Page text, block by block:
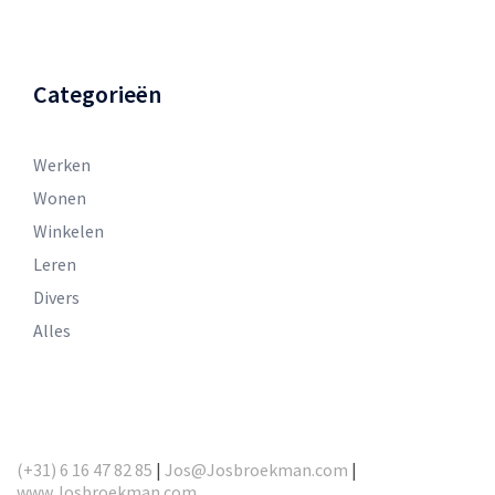
Categorieën
Werken
Wonen
Winkelen
Leren
Divers
Alles
(+31) 6 16 47 82 85 | Jos@Josbroekman.com |